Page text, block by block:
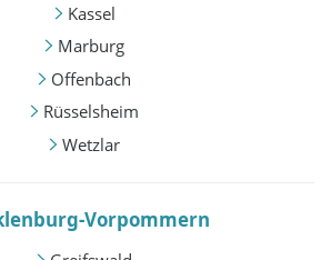
Kassel
Marburg
Offenbach
Rüsselsheim
Wetzlar
Vorpommern